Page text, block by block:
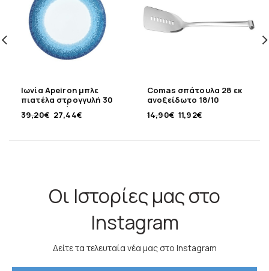
Ιωνία Apeiron μπλε
πιατέλα στρογγυλή 30
εκ. πορσελάνης
39,20€ 27,44€
Comas σπάτουλα 28 εκ
ανοξείδωτο 18/10
14,90€ 11,92€
Οι Ιστορίες μας στο
Instagram
Δείτε τα τελευταία νέα μας στο Instagram